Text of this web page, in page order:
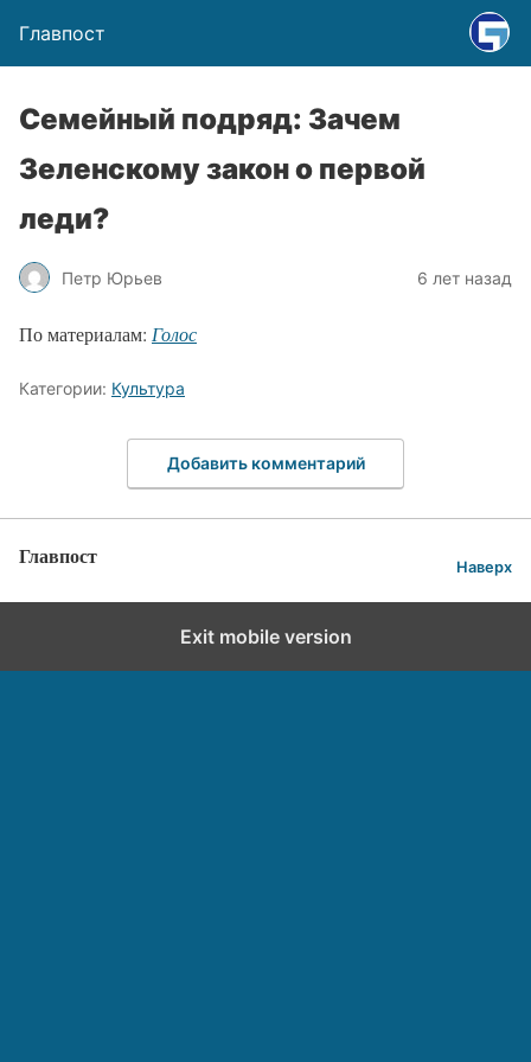
Главпост
Семейный подряд: Зачем
Зеленскому закон о первой
леди?
Петр Юрьев 6 лет назад
По материалам: Голос
Категории: Культура
Добавить комментарий
Главпост Наверх
Exit mobile version